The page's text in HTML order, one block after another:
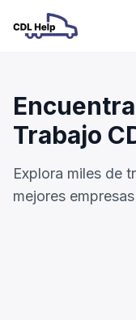
Trabajo
Explora miles de
mejores